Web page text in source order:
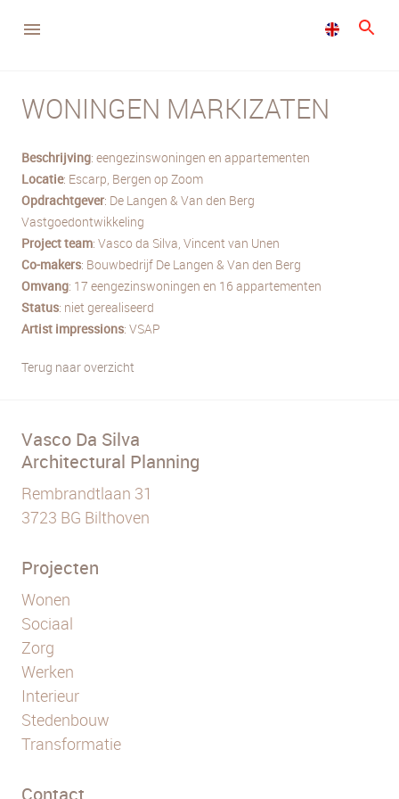
WONINGEN MARKIZATEN
Beschrijving: eengezinswoningen en appartementen
Locatie: Escarp, Bergen op Zoom
Opdrachtgever: De Langen & Van den Berg
Vastgoedontwikkeling
Projectteam: Vasco da Silva, Vincent van Unen
Co-makers: Bouwbedrijf De Langen & Van den Berg
Omvang: 17 eengezinswoningen en 16 appartementen
Status: niet gerealiseerd
Artist impressions: VSAP
Terug naar overzicht
Vasco Da Silva
Architectural Planning
Rembrandtlaan 31
3723 BG Bilthoven
Projecten
Wonen
Sociaal
Zorg
Werken
Interieur
Stedenbouw
Transformatie
Contact